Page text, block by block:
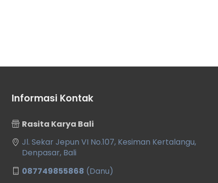
Informasi Kontak
Rasita Karya Bali
Jl. Sekar Jepun VI No.107, Kesiman Kertalangu,
Denpasar, Bali
087749855868 (Danu)